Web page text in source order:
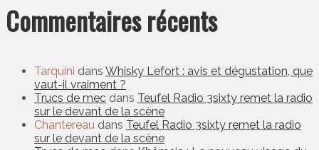
Commentaires récents
Tarquini dans Whisky Lefort : avis et dégustation, que
vaut-il vraiment ?
Trucs de mec dans Teufel Radio 3sixty remet la radio
sur le devant de la scène
Chantereau dans Teufel Radio 3sixty remet la radio
sur le devant de la scène